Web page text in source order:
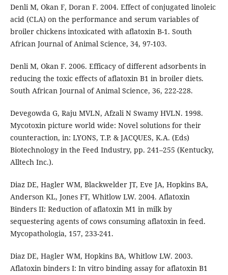
Denli M, Okan F, Doran F. 2004. Effect of conjugated linoleic
acid (CLA) on the performance and serum variables of
broiler chickens intoxicated with aflatoxin B-1. South
African Journal of Animal Science, 34, 97-103.
Denli M, Okan F. 2006. Efficacy of different adsorbents in
reducing the toxic effects of aflatoxin B1 in broiler diets.
South African Journal of Animal Science, 36, 222-228.
Devegowda G, Raju MVLN, Afzali N Swamy HVLN. 1998.
Mycotoxin picture world wide: Novel solutions for their
counteraction, in: LYONS, T.P. & JACQUES, K.A. (Eds)
Biotechnology in the Feed Industry, pp. 241–255 (Kentucky,
Alltech Inc.).
Diaz DE, Hagler WM, Blackwelder JT, Eve JA, Hopkins BA,
Anderson KL, Jones FT, Whitlow LW. 2004. Aflatoxin
Binders II: Reduction of aflatoxin M1 in milk by
sequestering agents of cows consuming aflatoxin in feed.
Mycopathologia, 157, 233-241.
Diaz DE, Hagler WM, Hopkins BA, Whitlow LW. 2003.
Aflatoxin binders I: In vitro binding assay for aflatoxin B1